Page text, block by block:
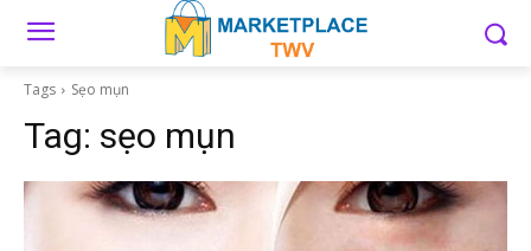
Tags Sẹo mụn
Tag: sẹo mụn